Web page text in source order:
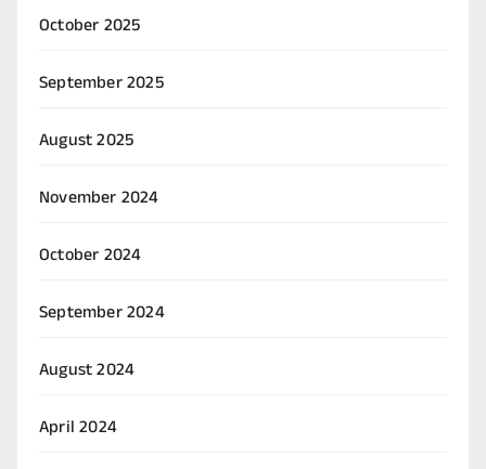
October 2025
September 2025
August 2025
November 2024
October 2024
September 2024
August 2024
April 2024